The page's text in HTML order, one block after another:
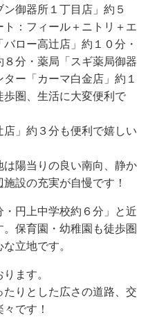
御器所１丁目店」約５
：フィール＋ニトリ＋エ
ロー高辻店」約１０分・
分・薬局「スギ薬局御器
ー「カーマ白金店」約１
圏、生活に大変便利で
」約３分も便利で嬉しい
陽当りの良い南向、静か
設の充実が自慢です！
円上中学校約６分」と近
保育園・幼稚園も徒歩圏
立地です。
ます。
りとした広さの道路、交
です！